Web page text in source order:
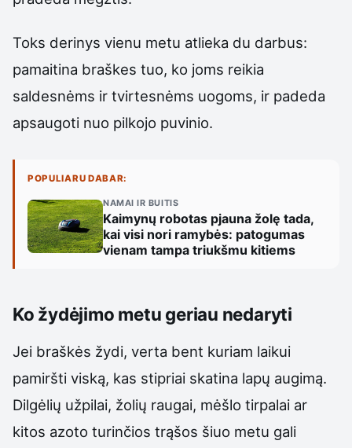
Toks derinys vienu metu atlieka du darbus:
pamaitina braškes tuo, ko joms reikia
saldesnėms ir tvirtesnėms uogoms, ir padeda
apsaugoti nuo pilkojo puvinio.
POPULIARU DABAR:
NAMAI IR BUITIS
Kaimynų robotas pjauna žolę tada,
kai visi nori ramybės: patogumas
vienam tampa triukšmu kitiems
Ko žydėjimo metu geriau nedaryti
Jei braškės žydi, verta bent kuriam laikui
pamiršti viską, kas stipriai skatina lapų augimą.
Dilgėlių užpilai, žolių raugai, mėšlo tirpalai ar
kitos azoto turinčios trąšos šiuo metu gali